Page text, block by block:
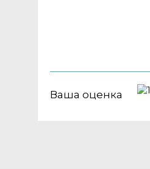
Ваша оценка